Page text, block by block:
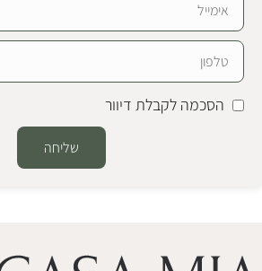
הסכמה לקבלת דיוור
שליחה